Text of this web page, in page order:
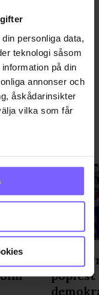
din personliga data,
teknologi såsom
på din
annonser och
åskådarinsikter
vilka som får
plats
till flera meter
aktivt skanna den
uppgifter
när som
popfest